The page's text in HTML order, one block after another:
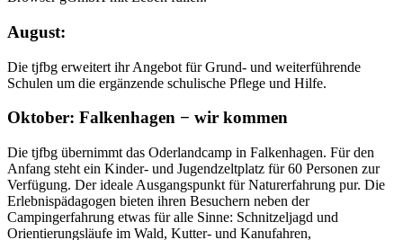
August:
Die tjfbg erweitert ihr Angebot für Grund- und weiterführende
Schulen um die ergänzende schulische Pflege und Hilfe.
Oktober: Falkenhagen − wir kommen
Die tjfbg übernimmt das Oderlandcamp in Falkenhagen. Für den
Anfang steht ein Kinder- und Jugendzeltplatz für 60 Personen zur
Verfügung. Der ideale Ausgangspunkt für Naturerfahrung pur. Die
Erlebnispädagogen bieten ihren Besuchern neben der
Campingerfahrung etwas für alle Sinne: Schnitzeljagd und
Orientierungsläufe im Wald, Kutter- und Kanufahren,